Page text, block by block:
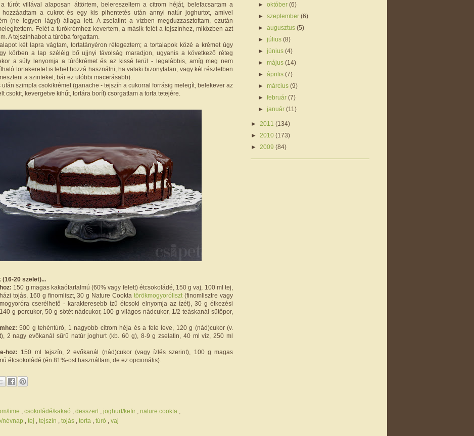
túrót villával alaposan áttörtem, belereszeltem a citrom héját, belefacsartam a
hozzáadtam a cukrot és egy kis pihentetés után annyi natúr joghurtot, amivel
(ne legyen lágy!) állaga lett. A zselatint a vízben megduzzasztottam, ezután
Felét a túrókrémhez kevertem, a másik felét a tejszínhez, miközben azt
A tejszínhabot a túróba forgattam.
két lapra vágtam, tortatányéron rétegeztem; a tortalapok közé a krémet úgy
körben a lap széléig bő ujjnyi távolság maradjon, ugyanis a következő réteg
a súly lenyomja a túrókrémet és az kissé terül - legalábbis, amíg meg nem
tortakeretet is lehet hozzá használni, ha valaki bizonytalan, vagy két részletben
a szinteket, bár ez utóbbi macerásabb).
után szimpla csokikrémet (ganache - tejszín a cukorral forrásig melegít, belekever az
csokit, kevergetve kihűt, tortára borít) csorgattam a torta tetejére.
(16-20 szelet)...
150 g magas kakaótartalmú (60% vagy felett) étcsokoládé, 150 g vaj, 100 ml tej,
tojás, 160 g finomliszt, 30 g Nature Cooktatörökmogyoróliszt (finomlisztre vagy
cserélhető - karakteresebb ízű étcsoki elnyomja az ízét), 30 g étkezési
g porcukor, 50 g sötét nádcukor, 100 g világos nádcukor, 1/2 teáskanál sütőpor,
500 g tehéntúró, 1 nagyobb citrom héja és a fele leve, 120 g (nád)cukor (v.
2 nagy evőkanál sűrű natúr joghurt (kb. 60 g), 8-9 g zselatin, 40 ml víz, 250 ml
hoz: 150 ml tejszín, 2 evőkanál (nád)cukor (vagy ízlés szerint), 100 g magas
étcsokoládé (én 81%-ost használtam, de ez opcionális).
lime csokoládé/kakaó desszert joghurt/kefir nature cookta
névnap
tej tejszín tojás torta túró vaj
►október(6)
►szeptember(6)
►augusztus(5)
►július(8)
►június(4)
►május(14)
►április(7)
►március(9)
►február(7)
►január(11)
► 2011 (134)
► 2010 (173)
► 2009 (84)